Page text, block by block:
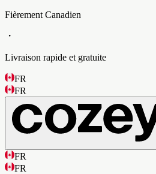
Fièrement Canadien
・
Livraison rapide et gratuite
FR
FR
FR
FR